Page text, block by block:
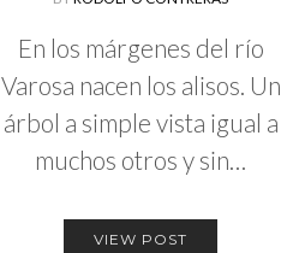
En los márgenes del río
Varosa nacen los alisos. Un
árbol a simple vista igual a
muchos otros y sin…
VIEW POST